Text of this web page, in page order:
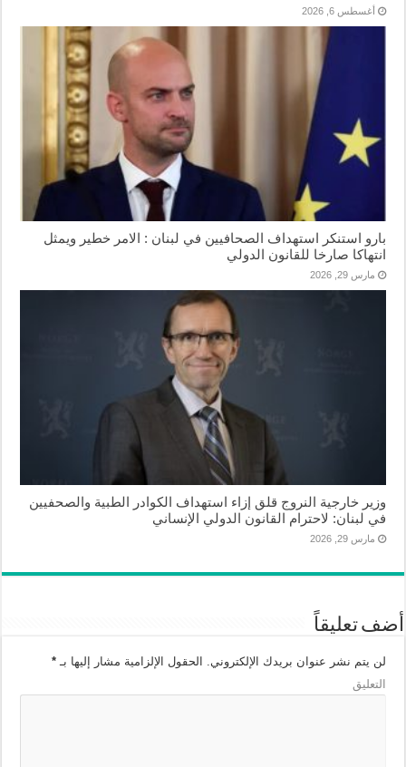
أغسطس 6, 2026
بارو استنكر استهداف الصحافيين في لبنان : الامر خطير ويمثل
انتهاكا صارخا للقانون الدولي
مارس 29, 2026
وزير خارجية النروج قلق إزاء استهداف الكوادر الطبية والصحفيين
في لبنان: لاحترام القانون الدولي الإنساني
مارس 29, 2026
أضف تعليقاً
لن يتم نشر عنوان بريدك الإلكتروني. الحقول الإلزامية مشار إليها بـ*
التعليق